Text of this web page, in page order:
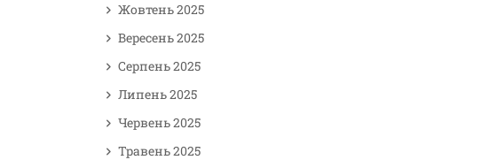
Жовтень 2025
Вересень 2025
Серпень 2025
Липень 2025
Червень 2025
Травень 2025